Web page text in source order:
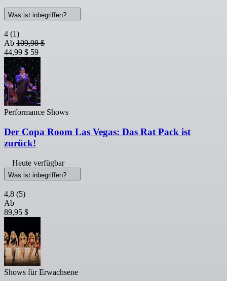
Was ist inbegriffen?
4 (1)
Ab 109,98 $
44,99 $ 59
Performance Shows
Der Copa Room Las Vegas: Das Rat Pack ist
zurück!
Heute verfügbar
Was ist inbegriffen?
4,8 (5)
Ab
89,95 $
Shows für Erwachsene